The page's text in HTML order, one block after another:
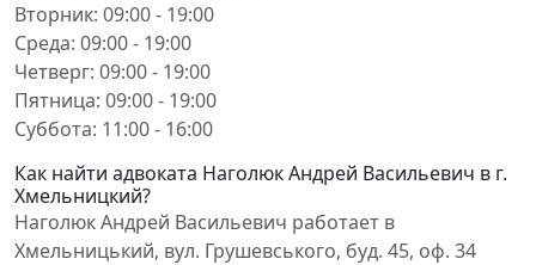
Вторник: 09:00 - 19:00
Среда: 09:00 - 19:00
Четверг: 09:00 - 19:00
Пятница: 09:00 - 19:00
Суббота: 11:00 - 16:00
Как найти адвоката Наголюк Андрей Васильевич в г.
Хмельницкий?
Наголюк Андрей Васильевич работает в
Хмельницький, вул. Грушевського, буд. 45, оф. 34